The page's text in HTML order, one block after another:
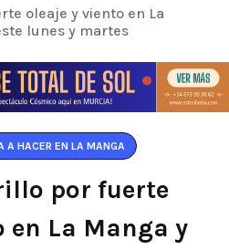
oleaje y viento en La
lunes y martes
A HACER EN LA MANGA
por fuerte
en La Manga y